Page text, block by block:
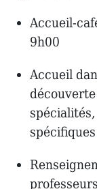
Accueil-
9h00
Accueil